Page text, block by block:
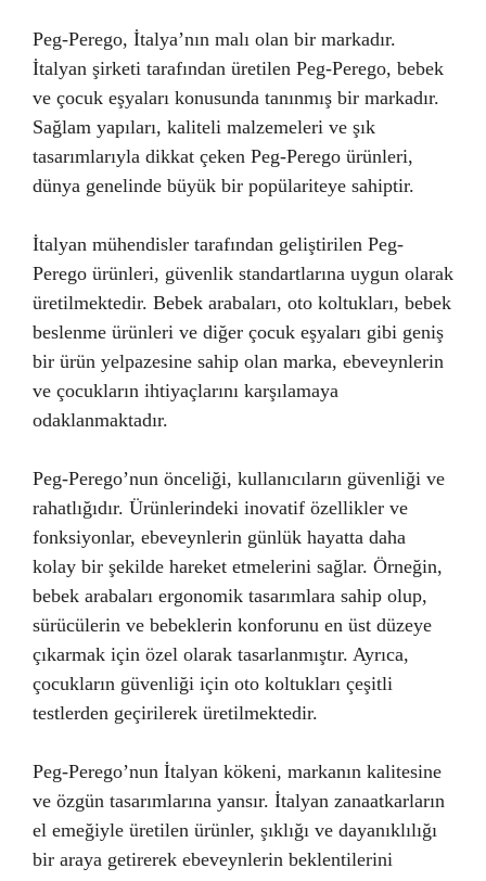
Peg-Perego, İtalya’nın malı olan bir markadır.
İtalyan şirketi tarafından üretilen Peg-Perego, bebek
ve çocuk eşyaları konusunda tanınmış bir markadır.
Sağlam yapıları, kaliteli malzemeleri ve şık
tasarımlarıyla dikkat çeken Peg-Perego ürünleri,
dünya genelinde büyük bir popülariteye sahiptir.
İtalyan mühendisler tarafından geliştirilen Peg-
Perego ürünleri, güvenlik standartlarına uygun olarak
üretilmektedir. Bebek arabaları, oto koltukları, bebek
beslenme ürünleri ve diğer çocuk eşyaları gibi geniş
bir ürün yelpazesine sahip olan marka, ebeveynlerin
ve çocukların ihtiyaçlarını karşılamaya
odaklanmaktadır.
Peg-Perego’nun önceliği, kullanıcıların güvenliği ve
rahatlığıdır. Ürünlerindeki inovatif özellikler ve
fonksiyonlar, ebeveynlerin günlük hayatta daha
kolay bir şekilde hareket etmelerini sağlar. Örneğin,
bebek arabaları ergonomik tasarımlara sahip olup,
sürücülerin ve bebeklerin konforunu en üst düzeye
çıkarmak için özel olarak tasarlanmıştır. Ayrıca,
çocukların güvenliği için oto koltukları çeşitli
testlerden geçirilerek üretilmektedir.
Peg-Perego’nun İtalyan kökeni, markanın kalitesine
ve özgün tasarımlarına yansır. İtalyan zanaatkarların
el emeğiyle üretilen ürünler, şıklığı ve dayanıklılığı
bir araya getirerek ebeveynlerin beklentilerini